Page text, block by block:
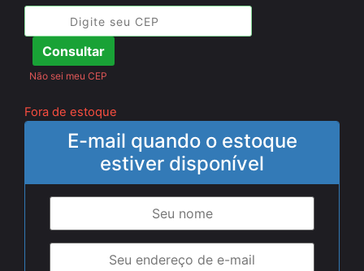
Consultar
Não sei meu CEP
Fora de estoque
E-mail quando o estoque
estiver disponível